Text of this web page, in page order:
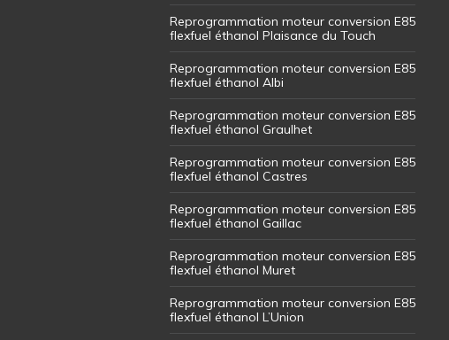
Reprogrammation moteur conversion E85
flexfuel éthanol Plaisance du Touch
Reprogrammation moteur conversion E85
flexfuel éthanol Albi
Reprogrammation moteur conversion E85
flexfuel éthanol Graulhet
Reprogrammation moteur conversion E85
flexfuel éthanol Castres
Reprogrammation moteur conversion E85
flexfuel éthanol Gaillac
Reprogrammation moteur conversion E85
flexfuel éthanol Muret
Reprogrammation moteur conversion E85
flexfuel éthanol L’Union